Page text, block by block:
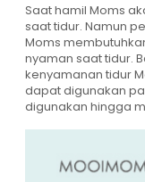
Saat hamil Moms
saat tidur. Namun
Moms
nyaman saat tidur.
kenyamanan tidur
dapat digunakan
digunakan hingga